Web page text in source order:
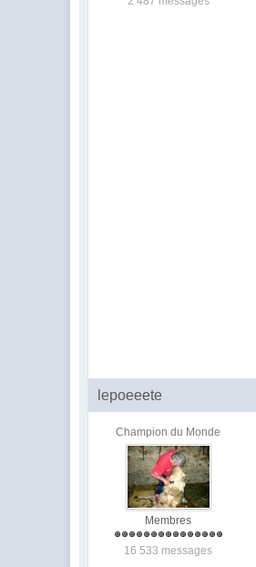
lepoeeete
Champion du Monde
Membres
16 533 messages